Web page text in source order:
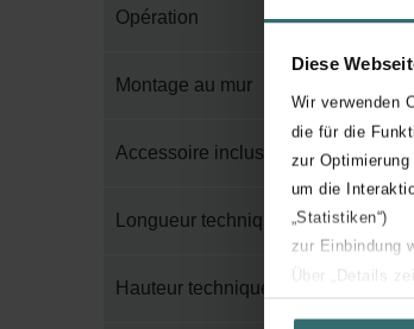
Diese
Wir verwenden
die für die
zur Optimierung
um die
„Statistiken“)
zur Einbindung
Über „Details
Opération
Montage au mur
Accessoire inclus dans l'emballage
Longueur technique
Hauteur technique